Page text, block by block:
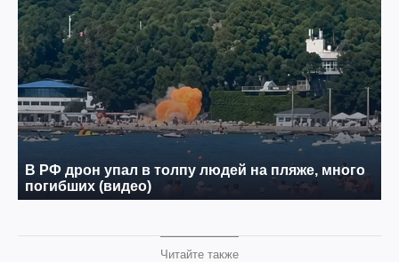
Читайте также